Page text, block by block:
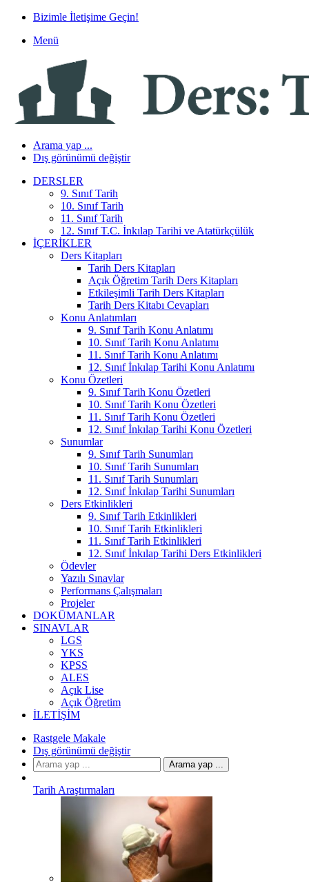
Bizimle İletişime Geçin!
Menü
Arama yap ...
Dış görünümü değiştir
DERSLER
9. Sınıf Tarih
10. Sınıf Tarih
11. Sınıf Tarih
12. Sınıf T.C. İnkılap Tarihi ve Atatürkçülük
İÇERIKLER
Ders Kitapları
Tarih Ders Kitapları
Açık Öğretim Tarih Ders Kitapları
Etkileşimli Tarih Ders Kitapları
Tarih Ders Kitabı Cevapları
Konu Anlatımları
9. Sınıf Tarih Konu Anlatımı
10. Sınıf Tarih Konu Anlatımı
11. Sınıf Tarih Konu Anlatımı
12. Sınıf İnkılap Tarihi Konu Anlatımı
Konu Özetleri
9. Sınıf Tarih Konu Özetleri
10. Sınıf Tarih Konu Özetleri
11. Sınıf Tarih Konu Özetleri
12. Sınıf İnkılap Tarihi Konu Özetleri
Sunumlar
9. Sınıf Tarih Sunumları
10. Sınıf Tarih Sunumları
11. Sınıf Tarih Sunumları
12. Sınıf İnkılap Tarihi Sunumları
Ders Etkinlikleri
9. Sınıf Tarih Etkinlikleri
10. Sınıf Tarih Etkinlikleri
11. Sınıf Tarih Etkinlikleri
12. Sınıf İnkılap Tarihi Ders Etkinlikleri
Ödevler
Yazılı Sınavlar
Performans Çalışmaları
Projeler
DOKÜMANLAR
SINAVLAR
LGS
YKS
KPSS
ALES
Açık Lise
Açık Öğretim
İLETIŞIM
Rastgele Makale
Dış görünümü değiştir
Arama yap ...
Tarih Araştırmaları